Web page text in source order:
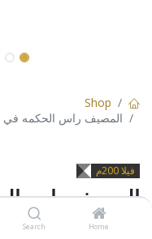
Home
Search
Shop
المصيف راس الحكمه في
فيلا 200م
المصيف راس
الشمالي من ام